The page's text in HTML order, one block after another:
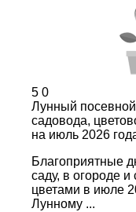
5 0
Лунный
садовода,
на июль 2026
Благоприятные
саду, в огороде
цветами в июле
Лунному ...